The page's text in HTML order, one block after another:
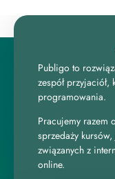
Publigo to
zespół
programowania.
Pracujemy razem
sprzedaży
związanych z
online.